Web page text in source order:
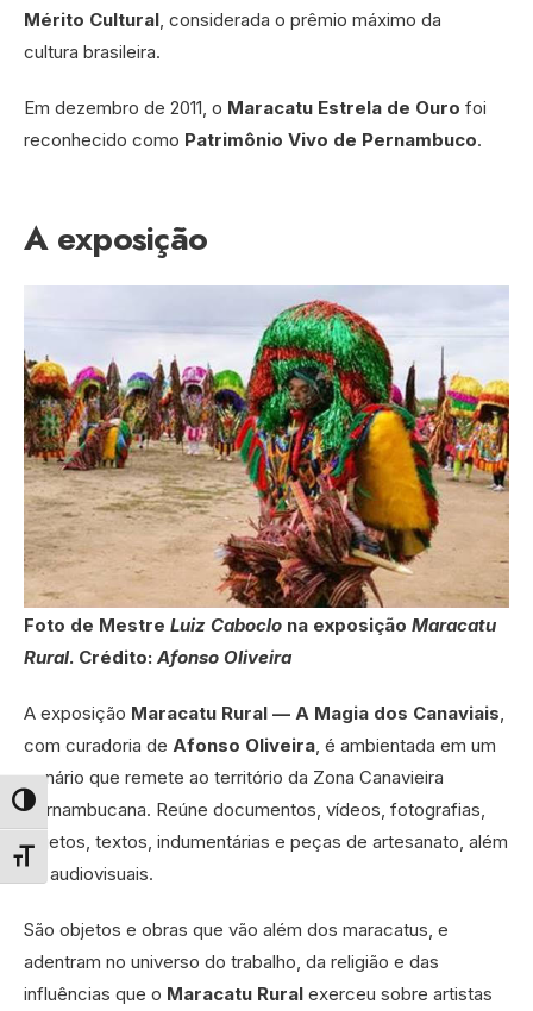
Alternar alto contraste
Alternar tamanho da fonte
Mérito Cultural , considerada o prêmio máximo da
cultura brasileira.
Em dezembro de 2011, o Maracatu Estrela de Ouro foi
reconhecido como Patrimônio Vivo de Pernambuco.
A exposição
Foto de Mestre Luiz Caboclo na exposição Maracatu
Rural. Crédito: Afonso Oliveira
A exposição Maracatu Rural — A Magia dos Canaviais
com curadoria de Afonso Oliveira , é ambientada em um
cenário que remete ao território da Zona Canavieira
Pernambucana. Reúne documentos, vídeos, fotografias,
objetos, textos, indumentárias e peças de artesanato, além
de audiovisuais.
São objetos e obras que vão além dos maracatus, e
adentram no universo do trabalho, da religião e das
influências que o Maracatu Rural exerceu sobre artistas